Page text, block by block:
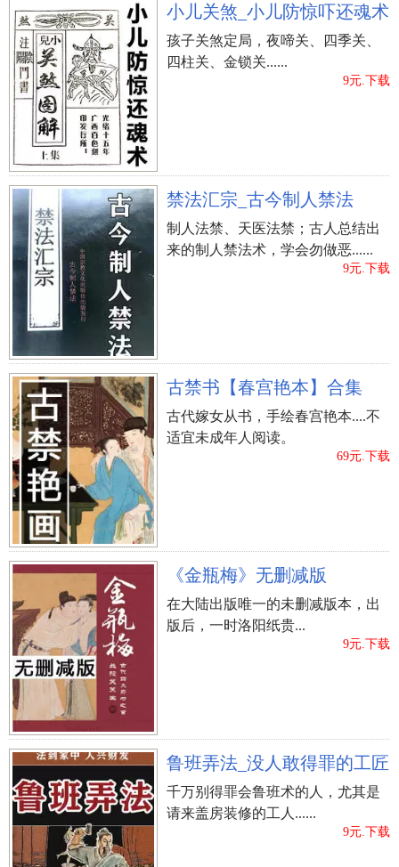
二、颧骨高凸无肉
脸相中有(女人颧骨高，杀夫不用刀)的称呼，寓意
是说女士颧骨太高，又没有多少钱肉来包裹的话，
性格开朗开朗，为人处事强大，某些得理不饶人的
气魄，是广泛性的臭脾气。她们主观意识强，有本
身独立的进取心，不管在不管怎样，她们都是一副
趾高气扬的样子。这种脸相的女士很聪明伶俐，大
脑转的迅速，一般 在职员工场里能混的顺心如意。
可是她们在感情方面就没有那么好运了，没法遇到
跟本身比较合得来的另一方，就算遇到了，对方也
会因为难以忍受她们的强大的关键的脾气，而关掉
平台网站。
三、鼻子大，肉麻无肉
鼻尖是面之定性研究，为土宿，人的鼻灶是财气
出入的地域，即(有土才有财)，因而八字命理学向来
也总会有(问富在鼻)的称呼。一般 从八字命理学的
角度来看，鼻尖都是人的(财帛宫)，代表着自身的财
富以及赚钱专业能力。那么鼻尖挺大，肉麻又无肉
包裹的女士，具有金钱欲望和分配权欲望，善于经
营本身的工作中，在职员工工作中做的很获得成
功，绝大多数都是顶尖人物，具有务必的知名度和
盈利。只是这类女士情商智商不高，不易经营本身
的感情，在解决女性朋友的那时也搞不懂的适当的
小儿关煞_小儿防惊吓还魂术
孩子关煞定局，夜啼关、四季关、
四柱关、金锁关......
9元.下载
禁法汇宗_古今制人禁法
制人法禁、天医法禁；古人总结出
来的制人禁法术，学会勿做恶......
9元.下载
古禁书【春宫艳本】合集
古代嫁女从书，手绘春宫艳本....不
适宜未成年人阅读。
69元.下载
《金瓶梅》无删减版
在大陆出版唯一的未删减版本，出
版后，一时洛阳纸贵...
9元.下载
鲁班弄法_没人敢得罪的工匠
千万别得罪会鲁班术的人，尤其是
请来盖房装修的工人......
9元.下载